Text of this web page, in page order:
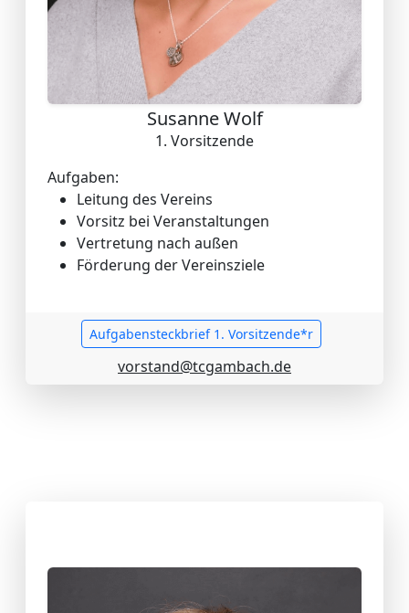
Susanne Wolf
1. Vorsitzende
Aufgaben:
Leitung des Vereins
Vorsitz bei Veranstaltungen
Vertretung nach außen
Förderung der Vereinsziele
Aufgabensteckbrief 1. Vorsitzende*r
vorstand@tcgambach.de